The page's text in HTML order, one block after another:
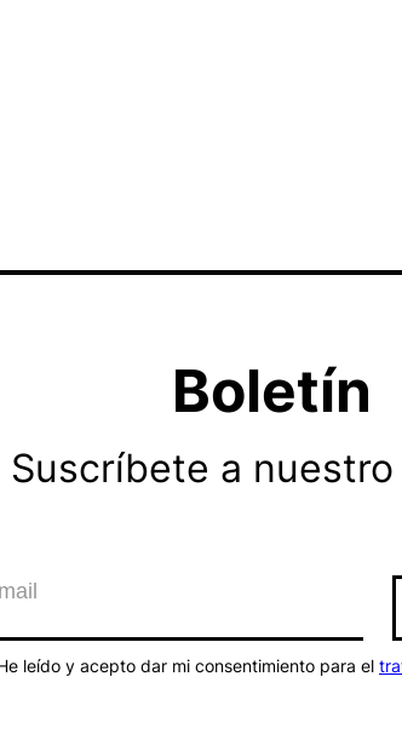
Boletín
Suscríbete a
leído y acepto dar mi consentimiento para el